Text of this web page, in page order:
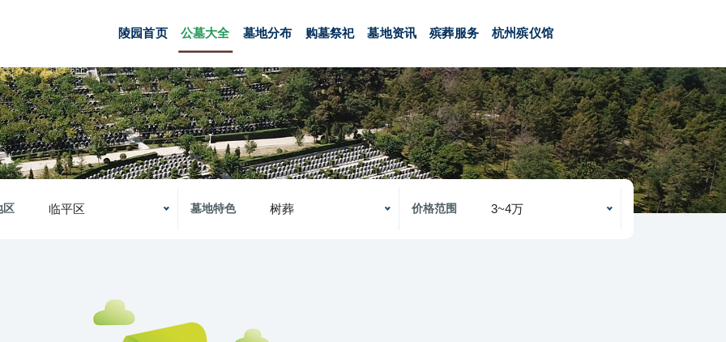
陵园首页 公墓大全 墓地分布 购墓祭祀 墓地资讯 殡葬服务 杭州殡仪馆
区 临平区 墓地特色 树葬 价格范围 3~4万